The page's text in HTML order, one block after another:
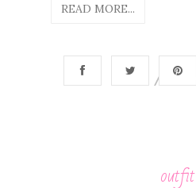
READ MORE...
outfit